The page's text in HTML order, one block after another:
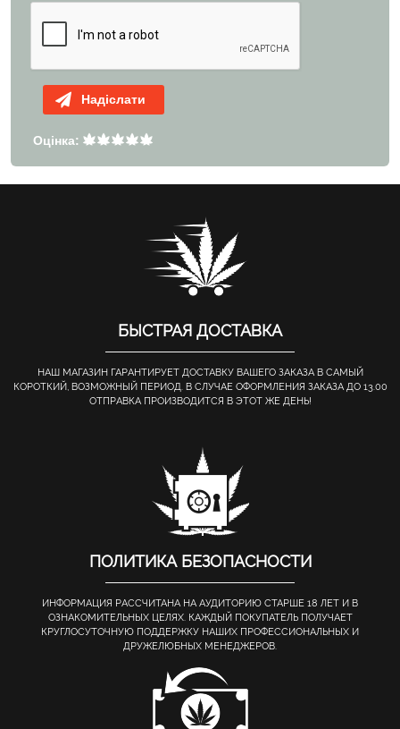
Надіслати
Оцінка:
БЫСТРАЯ ДОСТАВКА
НАШ МАГАЗИН ГАРАНТИРУЕТ ДОСТАВКУ ВАШЕГО ЗАКАЗА В САМЫЙ
КОРОТКИЙ, ВОЗМОЖНЫЙ ПЕРИОД. В СЛУЧАЕ ОФОРМЛЕНИЯ ЗАКАЗА ДО 13.00
ОТПРАВКА ПРОИЗВОДИТСЯ В ЭТОТ ЖЕ ДЕНЬ!
ПОЛИТИКА БЕЗОПАСНОСТИ
ИНФОРМАЦИЯ РАССЧИТАНА НА АУДИТОРИЮ СТАРШЕ 18 ЛЕТ И В
ОЗНАКОМИТЕЛЬНЫХ ЦЕЛЯХ. КАЖДЫЙ ПОКУПАТЕЛЬ ПОЛУЧАЕТ
КРУГЛОСУТОЧНУЮ ПОДДЕРЖКУ НАШИХ ПРОФЕССИОНАЛЬНЫХ И
ДРУЖЕЛЮБНЫХ МЕНЕДЖЕРОВ.